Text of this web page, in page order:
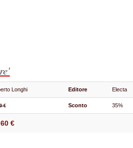
Longhi Editore Electa
€ Sconto 35%
€